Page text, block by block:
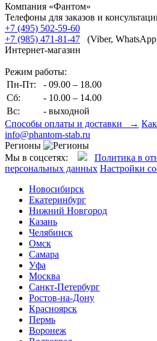
Компания «Фантом»
Телефоны для заказов и
+7 (495) 502-59-60
+7 (985) 471-81-47 (Viber,
Интернет-магазин
Режим работы:
Пн-Пт:
- 09.00 – 18.00
Сб:
- 10.00 – 14.00
Вс:
- выходной
Способы оплаты и доставки →
info@phantom-stab.ru
Регионы
Мы в соцсетях:
Политика в
персональных данных Настройки
Новосибирск
Екатеринбург
Нижний Новгород
Казань
Челябинск
Омск
Самара
Уфа
Москва
Санкт-Петербург
Ростов-на-Дону
Красноярск
Пермь
Воронеж